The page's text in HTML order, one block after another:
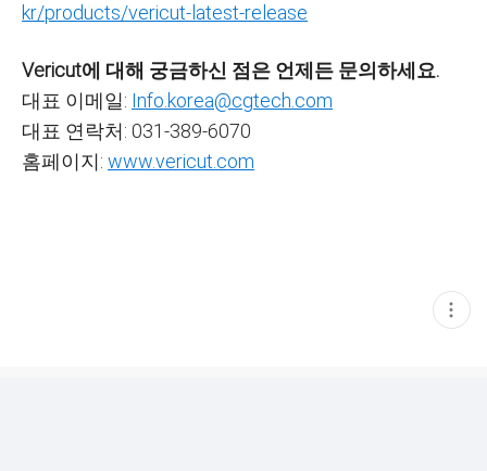
kr/products/vericut-latest-release
Vericut에 대해 궁금하신 점은 언제든 문의하세요.
대표 이메일: Info.korea@cgtech.com
대표 연락처: 031-389-6070
홈페이지: www.vericut.com
현
재